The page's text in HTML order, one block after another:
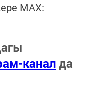
MАХ:
каналда